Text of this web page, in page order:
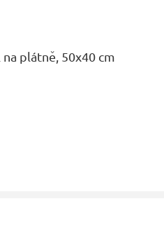
plátně, 50x40 cm